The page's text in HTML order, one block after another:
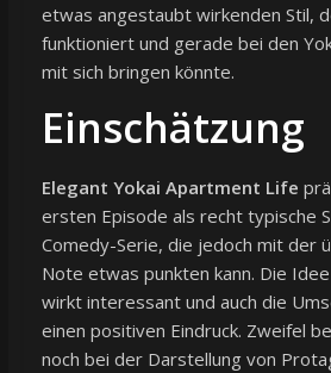
etwas angestaubt wirkenden Stil,
funktioniert und gerade bei den
mit sich bringen könnte.
Einschätzung
Elegant Yokai Apartment Life
ersten Episode als recht typische
Comedy-Serie, die jedoch mit der
Note etwas punkten kann. Die
wirkt interessant und auch die
einen positiven Eindruck. Zweifel
noch bei der Darstellung von